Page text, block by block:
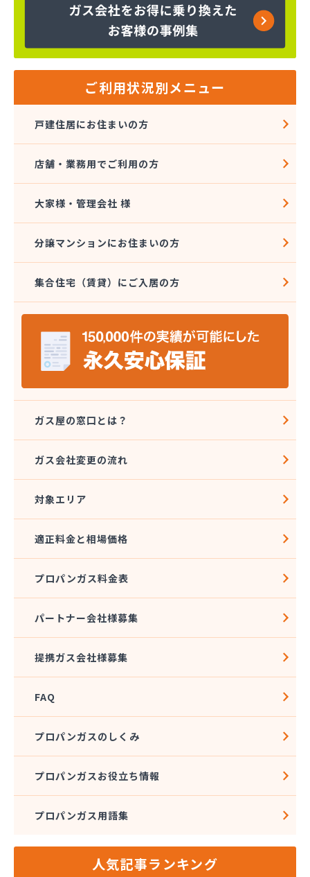
株式会社インデス
株式会社エクシング
株式会社エネサンス関東 八王子営業所
株式会社オージーサービス
株式会社ガスパル青梅販売所
株式会社グリーンエネルギー関東
株式会社サイサン 新小岩営業所
株式会社さかなや本店 プロパンガス燃料部
株式会社サンマイティ
株式会社シャイニングサービス 江戸川営業所
株式会社スギモト
株式会社スズキ
株式会社セイカ 京王営業所
株式会社タジマ
株式会社トーエーテクニカ
株式会社トーエル 西東京営業所
株式会社ながや化学工業
株式会社ニシヤマ
株式会社ミツウロコ 城東店
株式会社ミツウロコ 西東京店
株式会社リビングガスショップよしのや
株式会社安井商店
株式会社伊興直井商店
株式会社円上クサマ商店
株式会社乙女屋本店
株式会社加藤ガス設備
株式会社角屋
株式会社菊屋住宅設備
株式会社久光
株式会社近藤ホームガス
株式会社後藤商事
株式会社高木商店
株式会社今西
株式会社三金住宅
株式会社山口商店
株式会社山本燃料住設サービス
ご利用状況別メニュー
戸建住居にお住まいの方
店舗・業務用でご利用の方
大家様・管理会社 様
分譲マンションにお住まいの方
集合住宅（賃貸）にご入居の方
ガス屋の窓口とは？
ガス会社変更の流れ
対象エリア
適正料金と相場価格
プロパンガス料金表
パートナー会社様募集
提携ガス会社様募集
FAQ
プロパンガスのしくみ
プロパンガスお役立ち情報
プロパンガス用語集
人気記事ランキング